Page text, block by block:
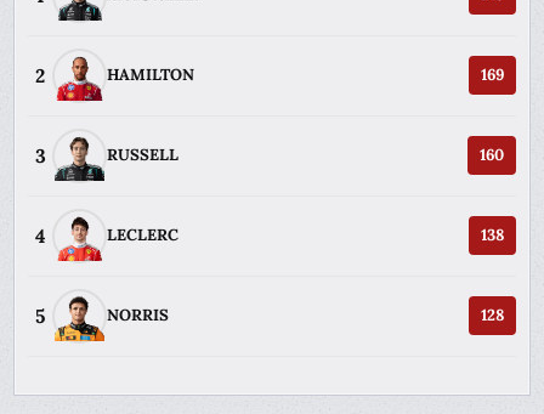
2 HAMILTON 169
3 RUSSELL 160
4 LECLERC 138
5 NORRIS 128